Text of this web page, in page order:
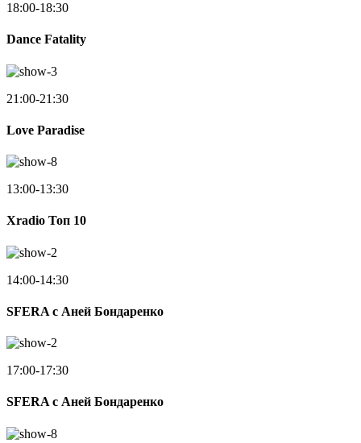
18:00-18:30
Dance Fatality
21:00-21:30
Love Paradise
13:00-13:30
Xradio Топ 10
14:00-14:30
SFERA с Аней Бондаренко
17:00-17:30
SFERA с Аней Бондаренко